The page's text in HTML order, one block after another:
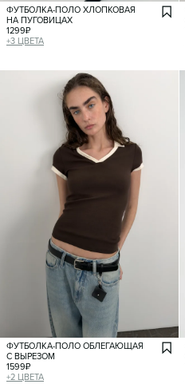
ФУТБОЛКА-ПОЛО ХЛОПКОВАЯ
НА ПУГОВИЦАХ
1299₽
+3 ЦВЕТА
ФУТБОЛКА-ПОЛО ОБЛЕГАЮЩАЯ
С ВЫРЕЗОМ
1599₽
+2 ЦВЕТА